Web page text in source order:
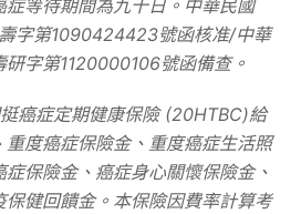
等待期間為九十日。中華民國
字第1090424423號函核准/中華
研字第1120000106號函備查。
癌症定期健康保險(20HTBC)給
重度癌症保險金、重度癌症生活照
保險金、癌症身心關懷保險金、
保健回饋金。本保險因費率計算考